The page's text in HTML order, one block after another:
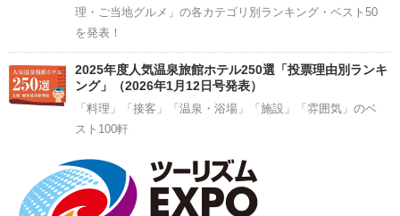
理・ご当地グルメ」の各カテゴリ別ランキング・ベスト50
を発表！
2025年度人気温泉旅館ホテル250選「投票理由別ランキ
ング」（2026年1月12日号発表）
「料理」「接客」「温泉・浴場」「施設」「雰囲気」のベ
スト100軒